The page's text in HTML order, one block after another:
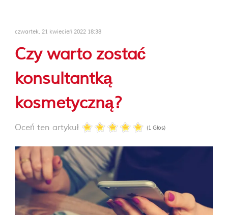
czwartek, 21 kwiecień 2022 18:38
Czy warto zostać
konsultantką
kosmetyczną?
Oceń ten artykuł (1 Głos)